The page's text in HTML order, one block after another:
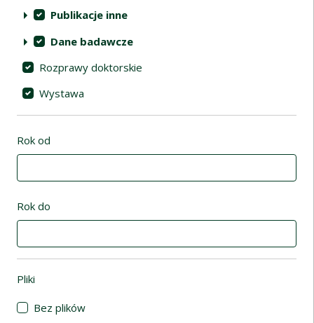
Publikacje inne
Dane badawcze
Rozprawy doktorskie
Wystawa
Rok od
Rok do
Pliki
Bez plików